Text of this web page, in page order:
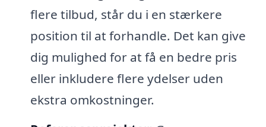
flere tilbud, står du i en stærkere
position til at forhandle. Det kan give
dig mulighed for at få en bedre pris
eller inkludere flere ydelser uden
ekstra omkostninger.